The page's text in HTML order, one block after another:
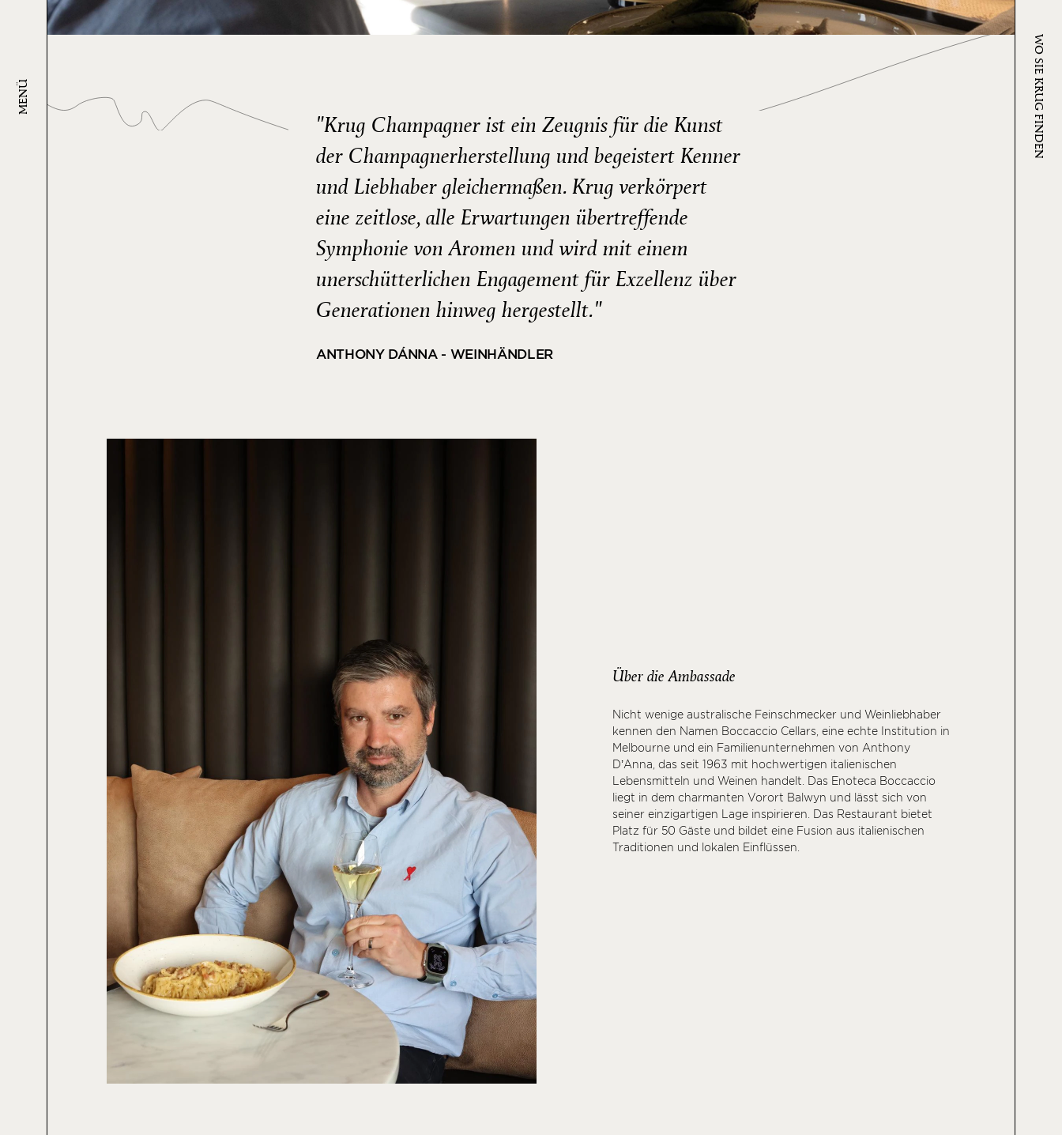
MENÜ WO SIE KRUG FINDEN
"Krug Champagner ist ein Zeugnis für die Kunst
der Champagnerherstellung und begeistert Kenner
und Liebhaber gleichermaßen. Krug verkörpert
eine zeitlose, alle Erwartungen übertreffende
Symphonie von Aromen und wird mit einem
unerschütterlichen Engagement für Exzellenz über
Generationen hinweg hergestellt."
ANTHONY DÁNNA - WEINHÄNDLER
Über die Ambassade
Nicht wenige australische Feinschmecker und Weinliebhaber
kennen den Namen Boccaccio Cellars, eine echte Institution in
Melbourne und ein Familienunternehmen von Anthony
D’Anna, das seit 1963 mit hochwertigen italienischen
Lebensmitteln und Weinen handelt. Das Enoteca Boccaccio
liegt in dem charmanten Vorort Balwyn und lässt sich von
seiner einzigartigen Lage inspirieren. Das Restaurant bietet
Platz für 50 Gäste und bildet eine Fusion aus italienischen
Traditionen und lokalen Einflüssen.